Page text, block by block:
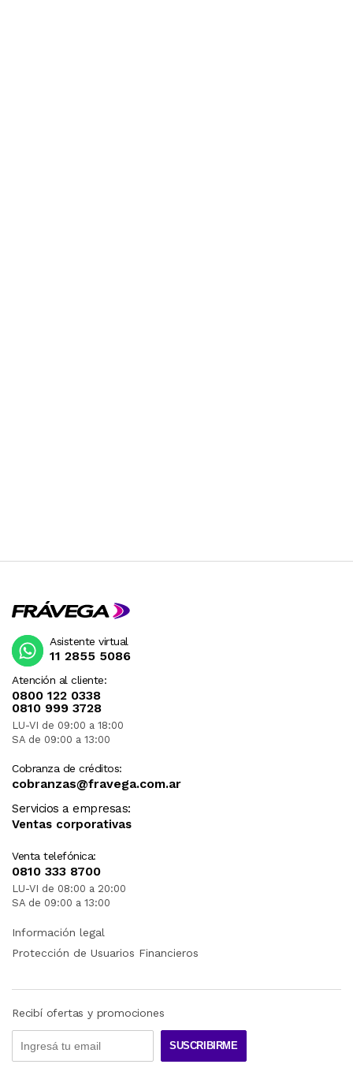
Atención al cliente:
0800 122 0338
0810 999 3728
LU-VI de 09:00 a 18:00
SA de 09:00 a 13:00
Cobranza de créditos:
cobranzas@fravega.com.ar
Servicios a empresas:
Ventas corporativas
Venta telefónica:
0810 333 8700
LU-VI de 08:00 a 20:00
SA de 09:00 a 13:00
Asistente virtual
11 2855 5086
Información legal
Protección de Usuarios Financieros
Recibí ofertas y promociones
SUSCRIBIRME